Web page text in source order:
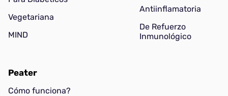
Vegetariana
MIND
Antiinflamatoria
De Refuerzo
Inmunológico
Peater
Cómo funciona?